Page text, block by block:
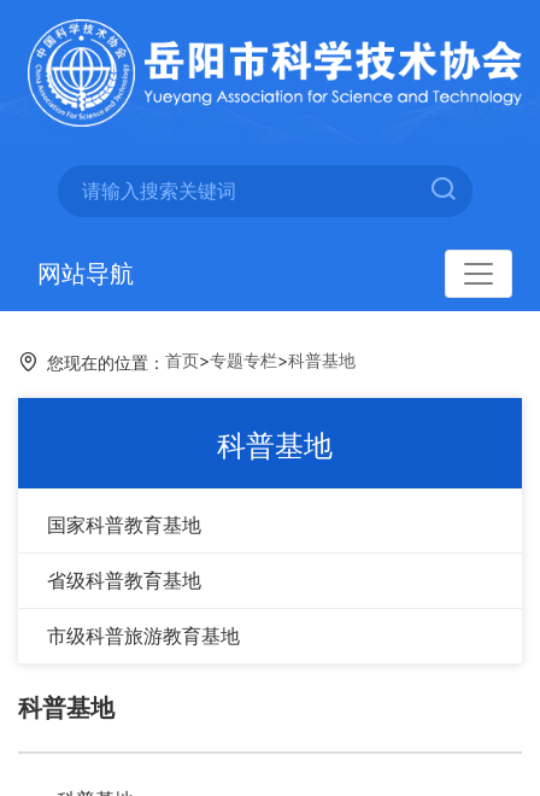
网站导航
您现在的位置： 首页>专题专栏>科普基地
科普基地
国家科普教育基地
省级科普教育基地
市级科普旅游教育基地
科普基地